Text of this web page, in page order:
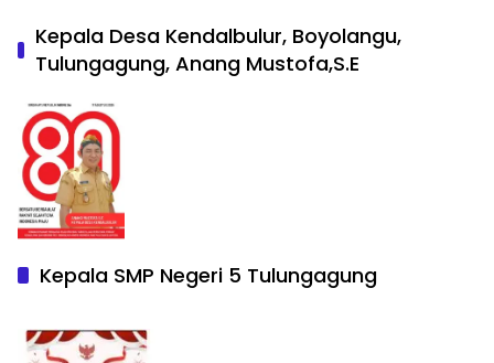
Kepala Desa Kendalbulur, Boyolangu,
Tulungagung, Anang Mustofa,S.E
Kepala SMP Negeri 5 Tulungagung